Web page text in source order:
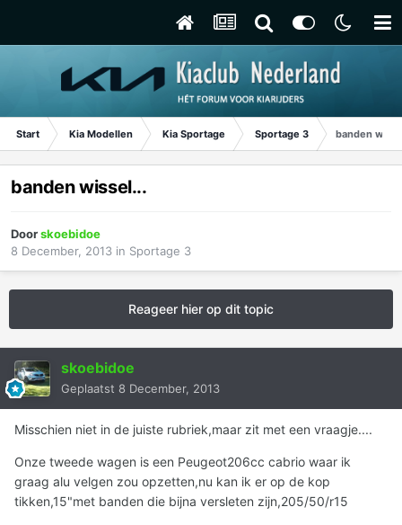
Start Kia Modellen Kia Sportage Sportage 3 banden
banden wissel...
Doorskoebidoe
8 December, 2013 in Sportage 3
Reageer hier op dit topic
skoebidoe
Geplaatst 8 December, 2013
Misschien niet in de juiste rubriek,maar zit met een vraagje....
Onze tweede wagen is een Peugeot206cc cabrio waar ik
graag alu velgen zou opzetten,nu kan ik er op de kop
tikken,15"met banden die bijna versleten zijn,205/50/r15